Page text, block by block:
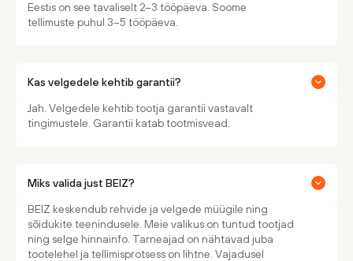
Eestis on see tavaliselt 2–3 tööpäeva. Soome
tellimuste puhul 3–5 tööpäeva.
Kas velgedele kehtib garantii?
Jah. Velgedele kehtib tootja garantii vastavalt
tingimustele. Garantii katab tootmisvead.
Miks valida just BEIZ?
BEIZ keskendub rehvide ja velgede müügile ning
sõidukite teenindusele. Meie valikus on tuntud tootjad
ning selge hinnainfo. Tarneajad on nähtavad juba
tootelehel ja tellimisprotsess on lihtne. Vajadusel